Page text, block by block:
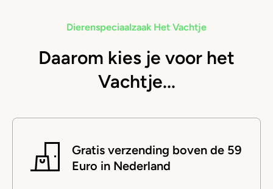
Dierenspeciaalzaak Het Vachtje
Daarom kies je voor het
Vachtje...
Gratis verzending boven de 59
Euro in Nederland